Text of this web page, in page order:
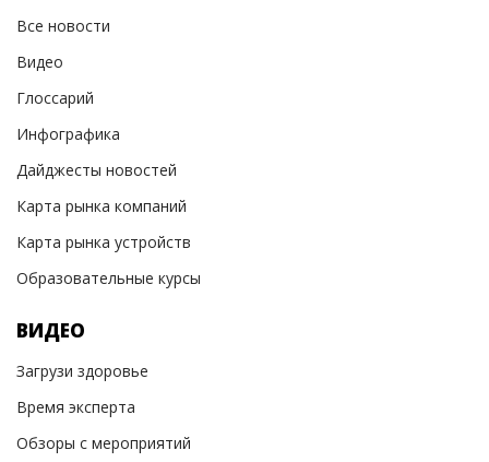
Все новости
Видео
Глоссарий
Инфографика
Дайджесты новостей
Карта рынка компаний
Карта рынка устройств
Образовательные курсы
ВИДЕО
Загрузи здоровье
Время эксперта
Обзоры с мероприятий